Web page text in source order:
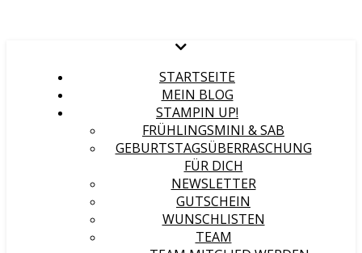
STARTSEITE
MEIN BLOG
STAMPIN UP!
FRÜHLINGSMINI & SAB
GEBURTSTAGSÜBERRASCHUNG
FÜR DICH
NEWSLETTER
GUTSCHEIN
WUNSCHLISTEN
TEAM